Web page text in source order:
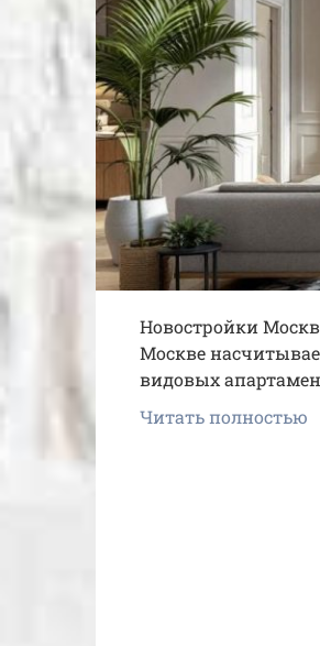
Новостройки
Москве
видовых
Читать полностью